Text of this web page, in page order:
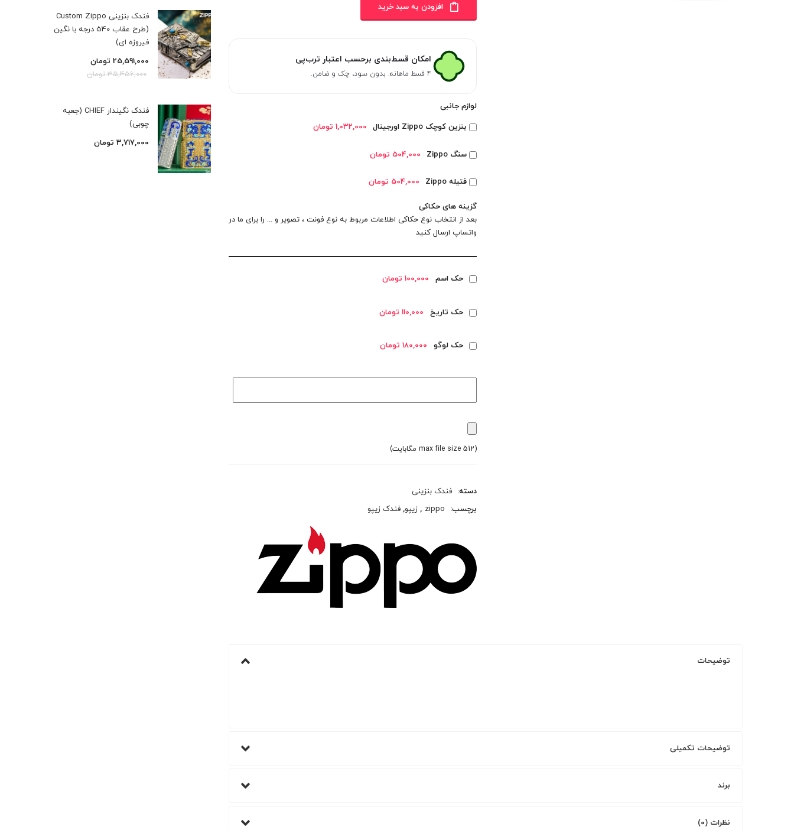
افزودن به سبد خرید
امکان قسط‌بندی برحسب اعتبار ترب‌پی
۴ قسط ماهانه. بدون سود، چک و ضامن.
لوازم جانبی
بنزین کوچک Zippo اورجینال
1,032,000 تومان
سنگ Zippo 504,000 تومان
فتیله Zippo 504,000 تومان
گزینه های حکاکی
بعد از انتخاب نوع حکاکی اطلاعات مربوط به نوع فونت ، تصویر و ... را برای ما در
واتساپ ارسال کنید
حک اسم 100,000 تومان
حک تاریخ 110,000 تومان
حک لوگو 180,000 تومان
(max file size 512 مگابایت)
دسته: فندک بنزینی
برچسب:
zippo
, زیپو, فندک زیپو
توضیحات
توضیحات تکمیلی
برند
نظرات (0)
فندک بنزینی Custom Zippo
(طرح عقاب 540 درجه با نگین
فیروزه ای)
25,591,000 تومان
35,456,000 تومان
فندک نگیندار CHIEF (جعبه
چوبی)
3,717,000 تومان